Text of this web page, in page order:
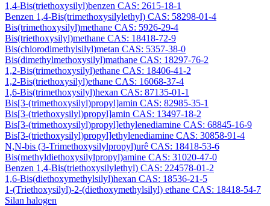
1,4-Bis(triethoxysilyl)benzen CAS: 2615-18-1
Benzen 1,4-Bis(trimethoxysilylethyl) CAS: 58298-01-4
Bis(trimethoxysilyl)methane CAS: 5926-29-4
Bis(triethoxysilyl)methane CAS: 18418-72-9
Bis(chlorodimethylsilyl)metan CAS: 5357-38-0
Bis(dimethylmethoxysilyl)mathane CAS: 18297-76-2
1,2-Bis(trimethoxysilyl)ethane CAS: 18406-41-2
1,2-Bis(triethoxysilyl)ethane CAS: 16068-37-4
1,6-Bis(trimethoxysilyl)hexan CAS: 87135-01-1
Bis[3-(trimethoxysilyl)propyl]amin CAS: 82985-35-1
Bis[3-(triethoxysilyl)propyl]amin CAS: 13497-18-2
Bis[3-(trimethoxysilyl)propyl]ethylenediamine CAS: 68845-16-9
Bis[3-(triethoxysilyl)propyl]ethylenediamine CAS: 30858-91-4
N,N-bis (3-Trimethoxysilylpropyl)urê CAS: 18418-53-6
Bis(methyldiethoxysilylpropyl)amine CAS: 31020-47-0
Benzen 1,4-Bis(triethoxysilylethyl) CAS: 224578-01-2
1,6-Bis(diethoxymethylsilyl)hexan CAS: 18536-21-5
1-(Triethoxysilyl)-2-(diethoxymethylsilyl) ethane CAS: 18418-54-7
Silan halogen